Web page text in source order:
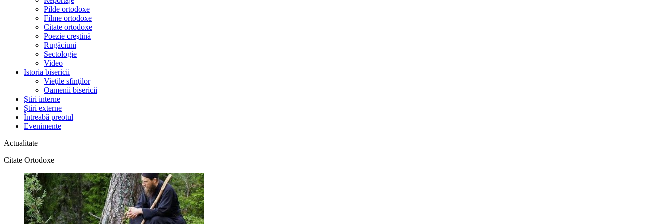
Pilde ortodoxe
Filme ortodoxe
Citate ortodoxe
Poezie creştină
Rugăciuni
Sectologie
Video
Istoria bisericii
Vieţile sfinţilor
Oamenii bisericii
Ştiri interne
Știri externe
Întreabă preotul
Evenimente
Actualitate
Citate Ortodoxe